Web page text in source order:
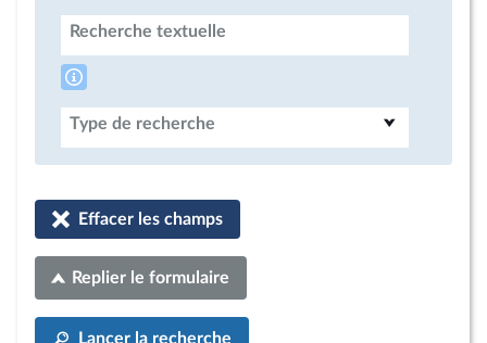
Recherche textuelle
Type de recherche
Effacer les champs
Replier le formulaire
Lancer la recherche